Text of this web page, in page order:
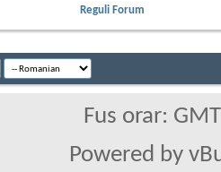
Reguli Forum
Fus orar:
Powered by